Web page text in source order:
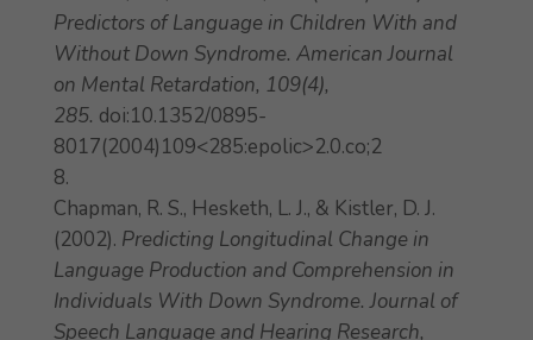
Predictors of Language in Children With and
Without Down Syndrome. American Journal
on Mental Retardation, 109(4),
285. doi:10.1352/0895-
8017(2004)109<285:epolic>2.0.co;2
Chapman, R. S., Hesketh, L. J., & Kistler, D. J.
(2002). Predicting Longitudinal Change in
Language Production and Comprehension in
Individuals With Down Syndrome. Journal of
Speech Language and Hearing Research,